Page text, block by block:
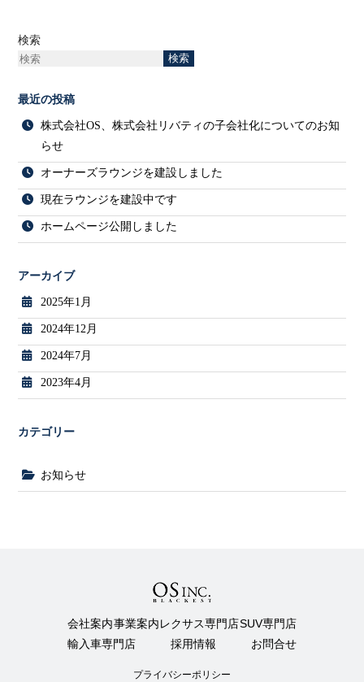
検索
検索
最近の投稿
株式会社OS、株式会社リバティの子会社化についてのお知
らせ
オーナーズラウンジを建設しました
現在ラウンジを建設中です
ホームページ公開しました
アーカイブ
2025年1月
2024年12月
2024年7月
2023年4月
カテゴリー
お知らせ
会社案内事業案内レクサス専門店SUV専門店
輸入車専門店
採用情報 お問合せ
プライバシーポリシー